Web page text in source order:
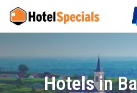
Hotels in